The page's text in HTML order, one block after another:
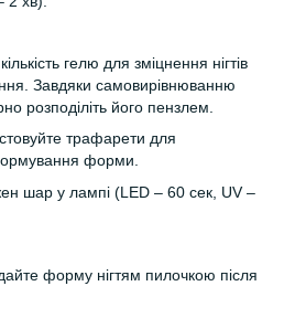
гелю для зміцнення нігтів
Завдяки самовирівнюванню
розподіліть його пензлем.
трафарети для
форми.
шар у лампі (LED – 60 сек, UV –
форму нігтям пилочкою після